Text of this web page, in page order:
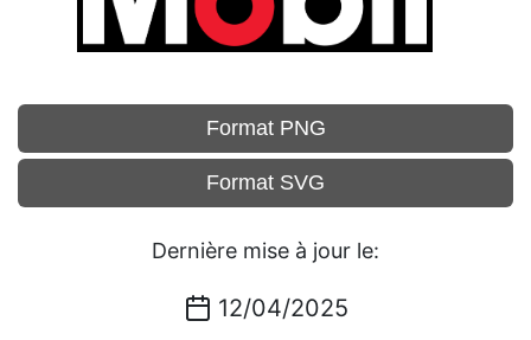
Format PNG
Format SVG
Dernière mise à jour le:
12/04/2025